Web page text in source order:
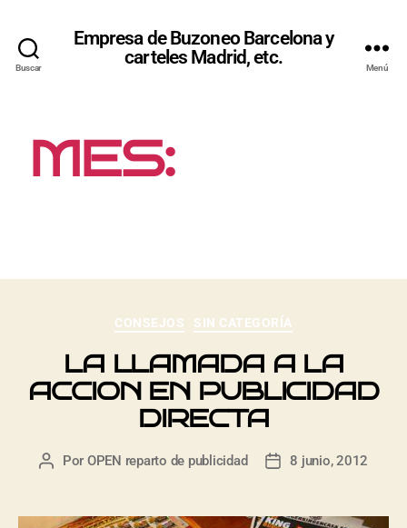
Buscar
Empresa de Buzoneo Barcelona y
carteles Madrid, etc.
Menú
MES:
CONSEJOS SIN CATEGORÍA
LA LLAMADA A LA
ACCION EN PUBLICIDAD
DIRECTA
Por OPEN reparto de publicidad 8 junio, 2012